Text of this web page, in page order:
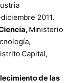
2011.
Ministerio
Capital,
de las